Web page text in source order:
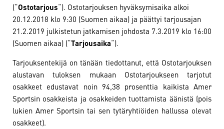
(“Ostotarjous“). Ostotarjouksen hyväksymisaika alkoi
20.12.2018 klo 9:30 (Suomen aikaa) ja päättyi tarjousajan
21.2.2019 julkistetun jatkamisen johdosta 7.3.2019 klo 16:00
(Suomen aikaa) (“Tarjousaika“).
Tarjouksentekijä on tänään tiedottanut, että Ostotarjouksen
alustavan tuloksen mukaan Ostotarjoukseen tarjotut
osakkeet edustavat noin 94,38 prosenttia kaikista Amer
Sportsin osakkeista ja osakkeiden tuottamista äänistä (pois
lukien Amer Sportsin tai sen tytäryhtiöiden hallussa olevat
osakkeet).